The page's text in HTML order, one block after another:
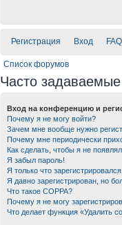
Регистрация Вход FAQ
Список форумов
Часто
Вход на конференцию и
Почему я не могу войти?
Зачем мне вообще нужно
Почему мне периодически
Как сделать, чтобы я не
Я забыл пароль!
Я только что
Я давно зарегистрирован, но
Что такое COPPA?
Почему я не могу
Что делает функция «Удалить